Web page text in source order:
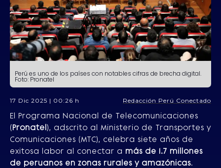
Perú es uno de los países con notables cifras de brecha digital.
Foto: Pronatel
17 Dic 2025 | 00:26 h Redacción Perú Conectado
El Programa Nacional de Telecomunicaciones
(Pronatel), adscrito al Ministerio de Transportes y
Comunicaciones (MTC), celebra siete años de
exitosa labor al conectar a más de 1.7 millones
de peruanos en zonas rurales y amazónicas.